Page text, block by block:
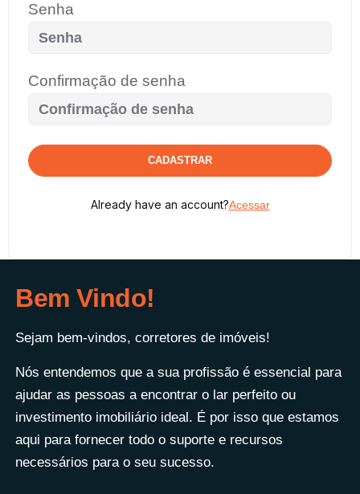
Senha
Confirmação de senha
CADASTRAR
Already have an account?Acessar
Bem Vindo!
Sejam bem-vindos, corretores de imóveis!
Nós entendemos que a sua profissão é essencial para
ajudar as pessoas a encontrar o lar perfeito ou
investimento imobiliário ideal. É por isso que estamos
aqui para fornecer todo o suporte e recursos
necessários para o seu sucesso.